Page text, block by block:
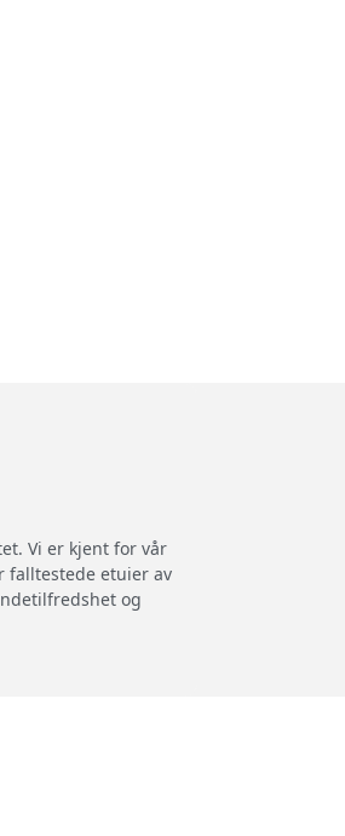
Vi er kjent for vår
falltestede etuier av
og